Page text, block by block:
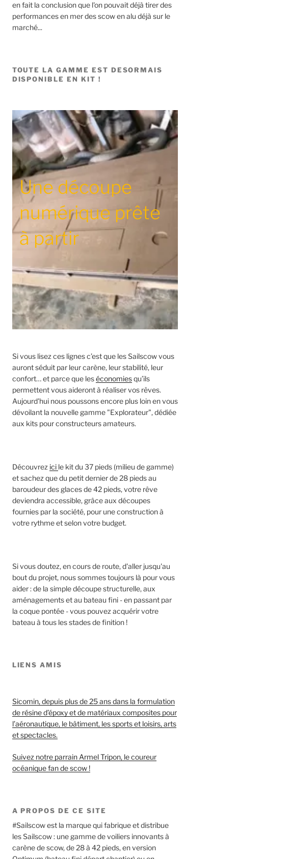
en fait la conclusion que l'on pouvait déjà tirer des
performances en mer des scow en alu déjà sur le
marché...
TOUTE LA GAMME EST DESORMAIS
DISPONIBLE EN KIT !
Une découpe
numérique prête
à partir
Si vous lisez ces lignes c’est que les Sailscow vous
auront séduit par leur carène, leur stabilité, leur
confort… et parce que leséconomiesqu’ils
permettent vous aideront à réaliser vos rêves.
Aujourd'hui nous poussons encore plus loin en vous
dévoilant la nouvelle gamme "Explorateur", dédiée
aux kits pour constructeurs amateurs.
Découvrez ici le kit du 37 pieds (milieu de gamme)
et sachez que du petit dernier de 28 pieds au
baroudeur des glaces de 42 pieds, votre rêve
deviendra accessible, grâce aux découpes
fournies par la société, pour une construction à
votre rythme et selon votre budget.
Si vous doutez, en cours de route, d'aller jusqu'au
bout du projet, nous sommes toujours là pour vous
aider : de la simple découpe structurelle, aux
aménagements et au bateau fini - en passant par
la coque pontée - vous pouvez acquérir votre
bateau à tous les stades de finition !
LIENS AMIS
Sicomin, depuis plus de 25 ans dans la formulation
de résine d’époxy et de matériaux composites pour
l’aéronautique, le bâtiment, les sports et loisirs, arts
et spectacles.
Suivez notre parrain Armel Tripon, le coureur
océanique fan de scow !
A PROPOS DE CE SITE
#Sailscow est la marque qui fabrique et distribue
les Sailscow : une gamme de voiliers innovants à
carène de scow, de 28 à 42 pieds, en version